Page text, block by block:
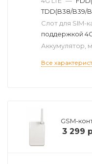
TDD(B38/B39/
Слот для SIM-
поддержкой
Аккумулятор,
Все
GSM-
3 299